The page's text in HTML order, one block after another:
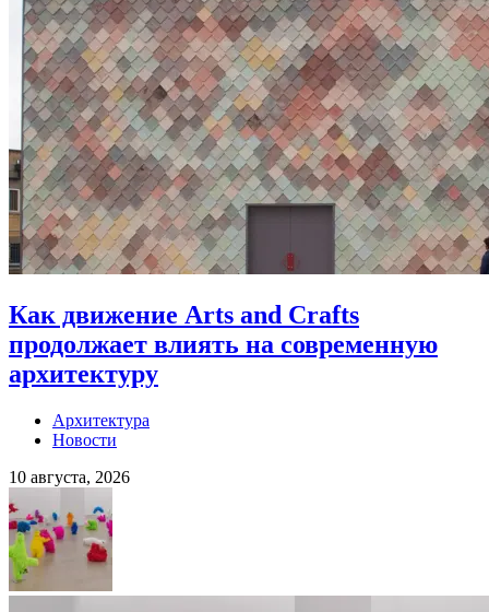
Как движение Arts and Crafts
продолжает влиять на современную
архитектуру
Архитектура
Новости
10 августа, 2026